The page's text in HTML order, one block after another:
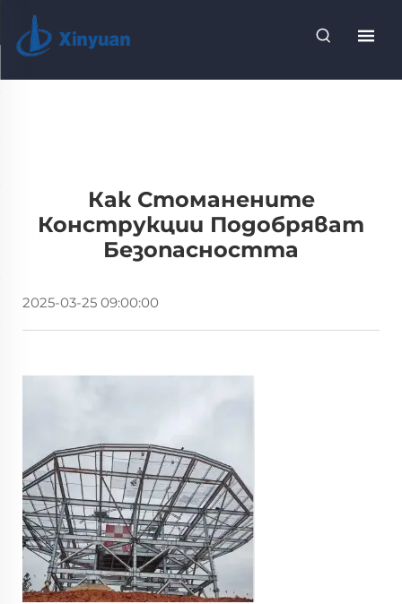
Как Стоманените
Конструкции Подобряват
Безопасността
2025-03-25 09:00:00